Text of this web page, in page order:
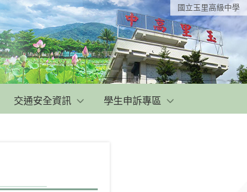
國立玉里高級中學
交通安全資訊 學生申訴專區